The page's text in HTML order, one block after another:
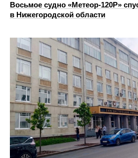
Восьмое судно «Метеор-120Р»
в Нижегородской области